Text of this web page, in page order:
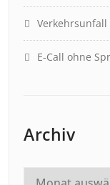
Verkehrsunfall
E-Call ohne
Archiv